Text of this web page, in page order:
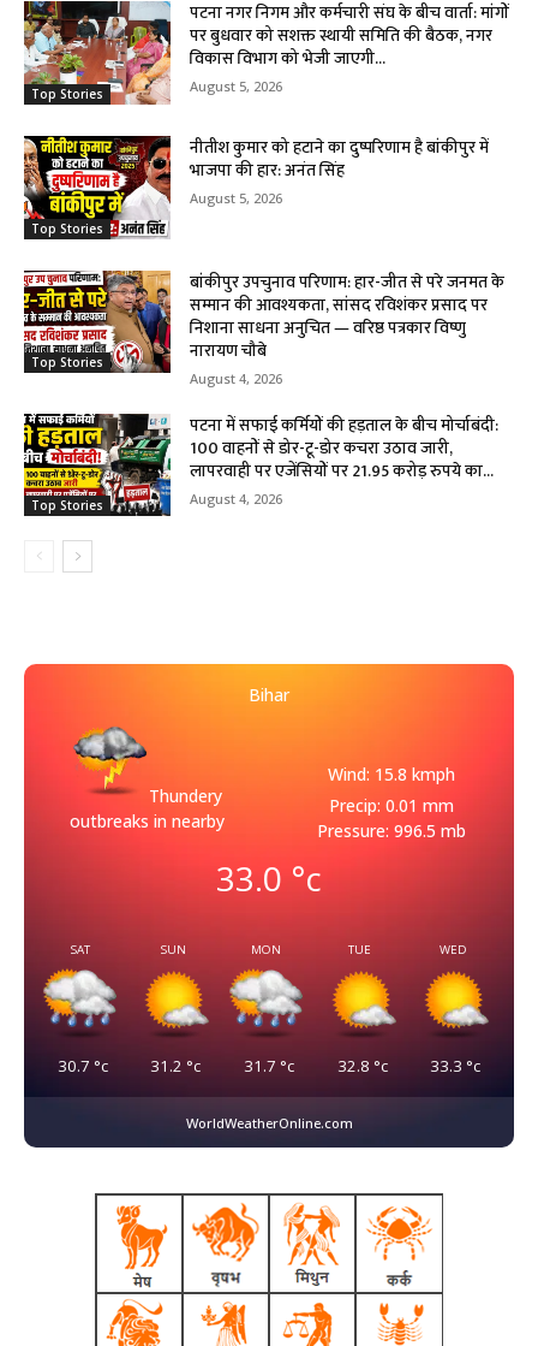
Top Stories
पटना नगर निगम और कर्मचारी संघ के बीच वार्ता: मांगों
पर बुधवार को सशक्त स्थायी समिति की बैठक, नगर
विकास विभाग को भेजी जाएगी...
August 5, 2026
Top Stories
नीतीश कुमार को हटाने का दुष्परिणाम है बांकीपुर में
भाजपा की हार: अनंत सिंह
August 5, 2026
Top Stories
बांकीपुर उपचुनाव परिणाम: हार-जीत से परे जनमत के
सम्मान की आवश्यकता, सांसद रविशंकर प्रसाद पर
निशाना साधना अनुचित — वरिष्ठ पत्रकार विष्णु
नारायण चौबे
August 4, 2026
Top Stories
पटना में सफाई कर्मियों की हड़ताल के बीच मोर्चाबंदी:
100 वाहनों से डोर-टू-डोर कचरा उठाव जारी,
लापरवाही पर एजेंसियों पर 21.95 करोड़ रुपये का...
August 4, 2026
Bihar
Thundery
outbreaks in nearby
Wind: 15.8 kmph
Precip: 0.01 mm
Pressure: 996.5 mb
33.0 °c
SAT
30.7 °c
SUN
31.2 °c
MON
31.7 °c
TUE
32.8 °c
WED
33.3 °c
WorldWeatherOnline.com